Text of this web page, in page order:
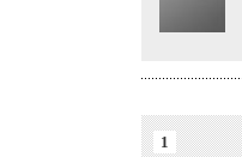
1